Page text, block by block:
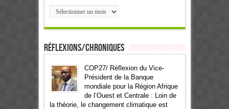
Archives
Réflexions/Chroniques
COP27/ Réflexion du Vice-
Président de la Banque
mondiale pour la Région Afrique
de l’Ouest et Centrale : Loin de
la théorie, le changement climatique est